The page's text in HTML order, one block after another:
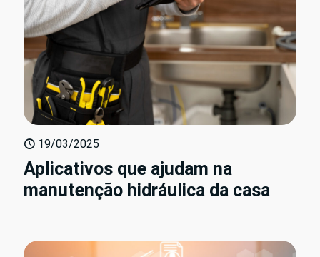
19/03/2025
Aplicativos que ajudam na
manutenção hidráulica da casa